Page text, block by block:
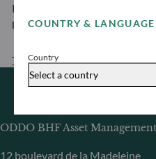
COUNTRY & LANGUAGE
Country
Select a country
Pour consulter la politique de
personnelles de ODDO BHF
Télécharger
ODDO BHF Asset
12 boulevard de la Madeleine